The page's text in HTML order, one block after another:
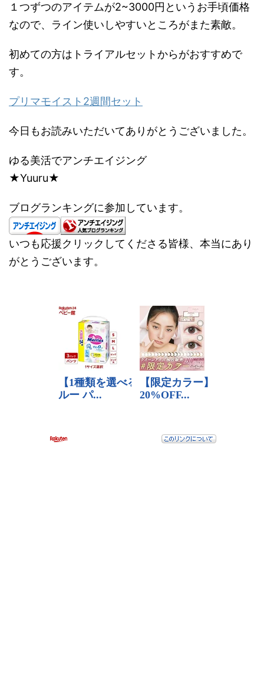
１つずつのアイテムが2~3000円というお手頃価格
なので、ライン使いしやすいところがまた素敵。
初めての方はトライアルセットからがおすすめで
す。
プリマモイスト2週間セット
今日もお読みいただいてありがとうございました。
ゆる美活でアンチエイジング
★Yuuru★
ブログランキングに参加しています。
いつも応援クリックしてくださる皆様、本当にあり
がとうございます。